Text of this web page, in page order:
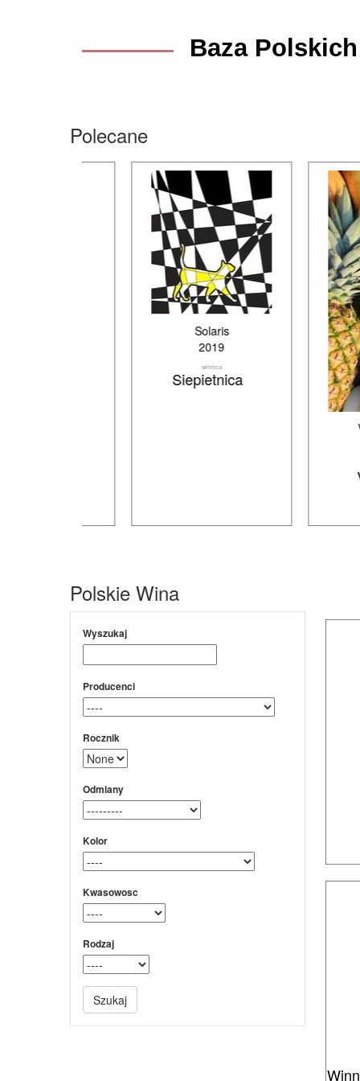
Baza
Polecane
Siepietnica
Vanellus
Polskie Wina
Wyszukaj
Producenci
Rocznik
Odmiany
Kolor
Kwasowosc
Rodzaj
Szukaj